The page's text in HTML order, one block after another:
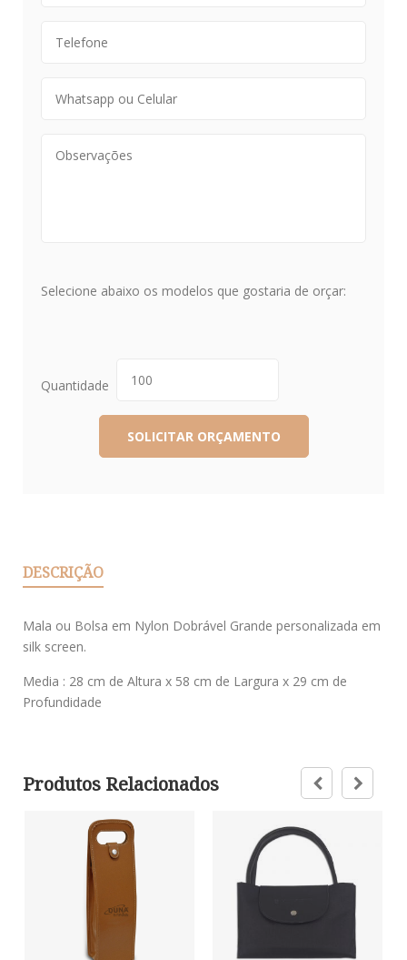
Selecione abaixo os modelos que gostaria de orçar:
Quantidade
DESCRIÇÃO
Mala ou Bolsa em Nylon Dobrável Grande personalizada em
silk screen.
Media : 28 cm de Altura x 58 cm de Largura x 29 cm de
Profundidade
Produtos Relacionados